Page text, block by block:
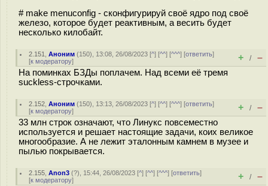
# make menuconfig - сконфигурируй своё ядро под своё
железо, которое будет реактивным, а весить будет
несколько килобайт.
2.151 ,Аноним (150), 13:08, 26/08/2023 [^] [^^] [^^^] [ответить]
[к модератору] + / –
На поминках БЗДы поплачем. Над всеми её тремя
suckless-строчками.
2.152 ,Аноним (150), 13:13, 26/08/2023 [^] [^^] [^^^] [ответить]
[к модератору] + / –
33 млн строк означают, что Линукс повсеместно
используется и решает настоящие задачи, коих великое
многообразие. А не лежит эталонным камнем в музее и
пылью покрывается.
2.155 ,Anon3 (?), 15:44, 26/08/2023 [^] [^^] [^^^] [ответить]
[к модератору] + / –